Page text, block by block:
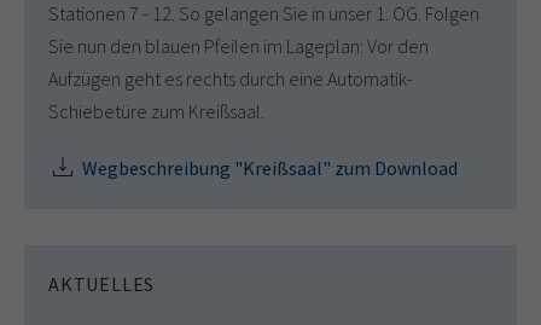
Stationen 7 - 12. So gelangen Sie in unser 1. OG. Folgen
Sie nun den blauen Pfeilen im Lageplan: Vor den
Aufzügen geht es rechts durch eine Automatik-
Schiebetüre zum Kreißsaal.
Wegbeschreibung "Kreißsaal" zum Download
AKTUELLES